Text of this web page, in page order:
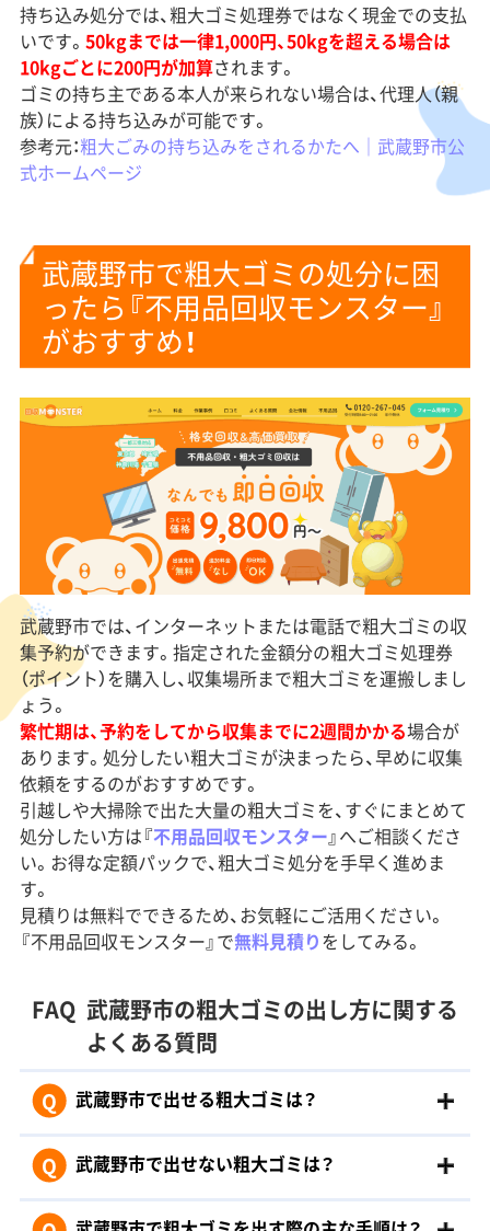
持ち込み処分では、粗大ゴミ処理券ではなく現金での支払
いです。 50kgまでは一律1,000円、50kgを超える場合は
10kgごとに200円が加算されます。
ゴミの持ち主である本人が来られない場合は、代理人（親
族）による持ち込みが可能です。
参考元：粗大ごみの持ち込みをされるかたへ｜武蔵野市公
式ホームページ
武蔵野市で粗大ゴミの処分に困
ったら『不用品回収モンスター』
がおすすめ！
武蔵野市では、インターネットまたは電話で粗大ゴミの収
集予約ができます。指定された金額分の粗大ゴミ処理券
（ポイント）を購入し、収集場所まで粗大ゴミを運搬しまし
ょう。
繁忙期は、予約をしてから収集までに2週間かかる場合が
あります。処分したい粗大ゴミが決まったら、早めに収集
依頼をするのがおすすめです。
引越しや大掃除で出た大量の粗大ゴミを、すぐにまとめて
処分したい方は『不用品回収モンスター』へご相談くださ
い。お得な定額パックで、粗大ゴミ処分を手早く進めま
す。
見積りは無料でできるため、お気軽にご活用ください。
『不用品回収モンスター』で無料見積りをしてみる。
FAQ 武蔵野市の粗大ゴミの出し方に関する
よくある質問
Q 武蔵野市で出せる粗大ゴミは？
Q 武蔵野市で出せない粗大ゴミは？